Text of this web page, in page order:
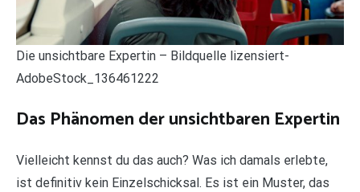
Die unsichtbare Expertin – Bildquelle lizensiert-
AdobeStock_136461222
Das Phänomen der unsichtbaren Expertin
Vielleicht kennst du das auch? Was ich damals erlebte,
ist definitiv kein Einzelschicksal. Es ist ein Muster, das